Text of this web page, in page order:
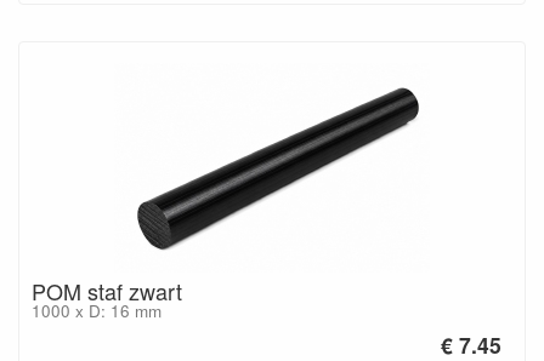
POM staf zwart
1000 x D: 16 mm
€ 7.45